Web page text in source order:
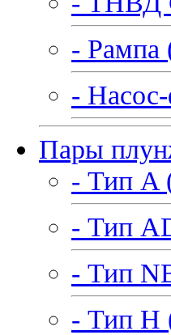
- Рампа
-
Пары
- Тип A
- Тип
- Тип
- Тип H